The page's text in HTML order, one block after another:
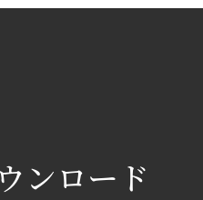
ンロード